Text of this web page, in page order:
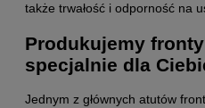
także trwałość i odporność na
Produkujemy
specjalnie dla
Jednym z głównych atutów f